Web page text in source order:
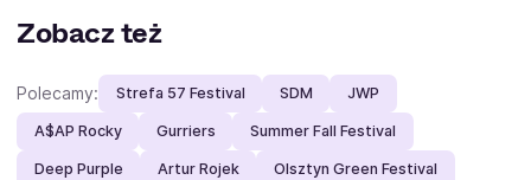
Zobacz też
Polecamy: Strefa 57 Festival SDM JWP
A$AP Rocky Gurriers Summer Fall Festival
Deep Purple Artur Rojek Olsztyn Green Festival